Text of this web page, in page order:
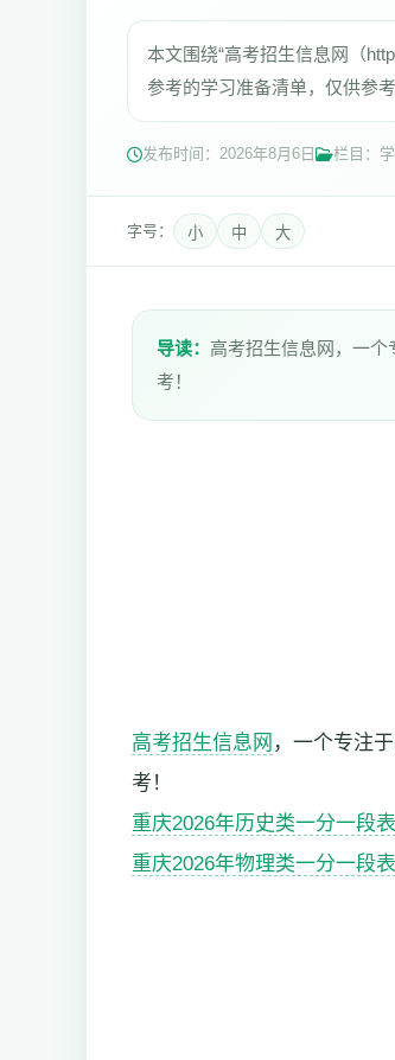
本文围绕“高考招生信息网（
参考的学习准备清单，仅供参
发布时间： 2026年8月6日 栏目：
字号： 小 中 大
导读： 高考招生信息网，一
考！
高考招生信息网 ，一个专注
考！
重庆2026年历史类一分一段表
重庆2026年物理类一分一段表